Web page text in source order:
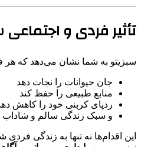
تأثیر فردی و
سبزیتو به شما نشان می‌دهد که هر
جان حیوانات را نجات دهد
منابع طبیعی را حفظ کند
ردپای کربنی خود را کاهش
و سبک زندگی سالم و شاداب
این اقدام‌ها نه تنها به زندگی